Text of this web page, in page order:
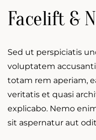
Facelift &
Sed ut perspiciatis
voluptatem
totam rem aperiam,
veritatis et quasi
explicabo. Nemo
sit aspernatur aut